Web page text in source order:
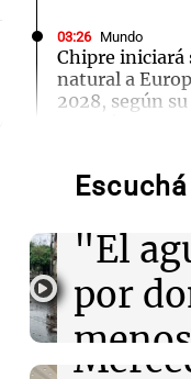
03:26 Mundo
Chipre iniciará
natural a
2028, según
02:13 Mundo
Más de 1.300
Dolphin
02:03 Tecnología
Airbnb acelera
funciones
artificial en su
Audio.
"El
por
menos
Audio.
huella